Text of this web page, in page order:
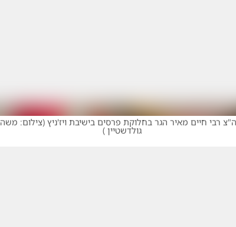
רבי חיים מאיר הגר בחלוקת פרסים בישיבת ויז'ניץ (צילום: משה
גולדשטיין )